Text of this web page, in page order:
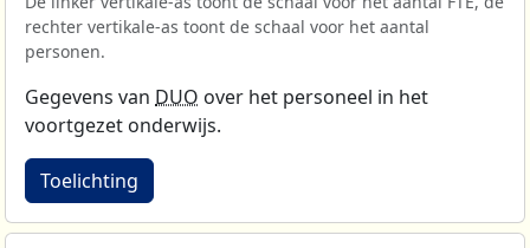
rechter vertikale-as toont de schaal voor het aantal
personen.
Gegevens van DUO over het personeel in het
voortgezet onderwijs.
Toelichting